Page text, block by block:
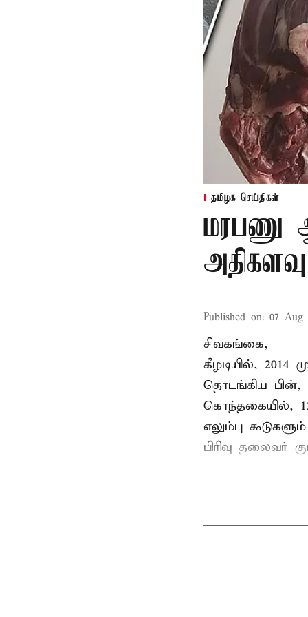
தமிழக செய்திகள்
மரபணு
Published on: 07 Aug
சிவகங்கை,
கீழடியில்,
தொடங்கிய பின்,
கொந்தகையில்,
எலும்பு
பிரிவு தலைவர்